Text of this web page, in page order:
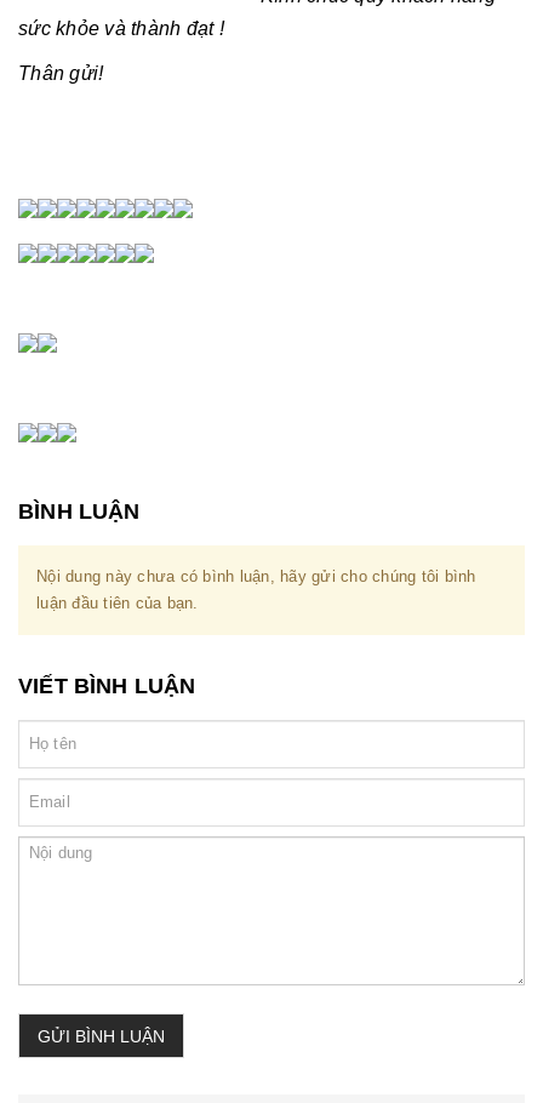
sức khỏe và thành đạt !
Thân gửi!
BÌNH LUẬN
Nội dung này chưa có bình luận, hãy gửi cho chúng tôi bình
luận đầu tiên của bạn.
VIẾT BÌNH LUẬN
GỬI BÌNH LUẬN